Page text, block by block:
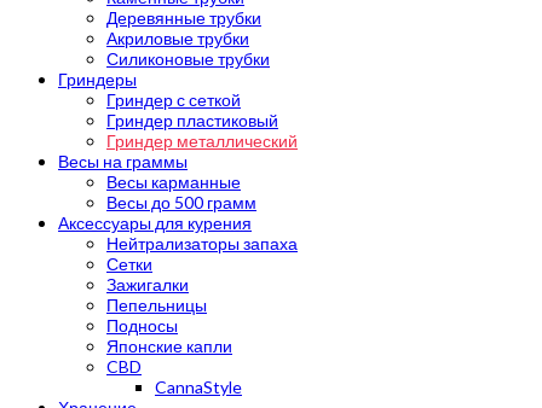
Деревянные трубки
Акриловые трубки
Силиконовые трубки
Гриндеры
Гриндер с сеткой
Гриндер пластиковый
Гриндер металлический
Весы на граммы
Весы карманные
Весы до 500 грамм
Аксессуары для курения
Нейтрализаторы запаха
Сетки
Зажигалки
Пепельницы
Подносы
Японские капли
CBD
CannaStyle